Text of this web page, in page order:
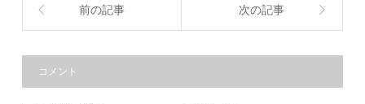
前の記事 次の記事
コメント